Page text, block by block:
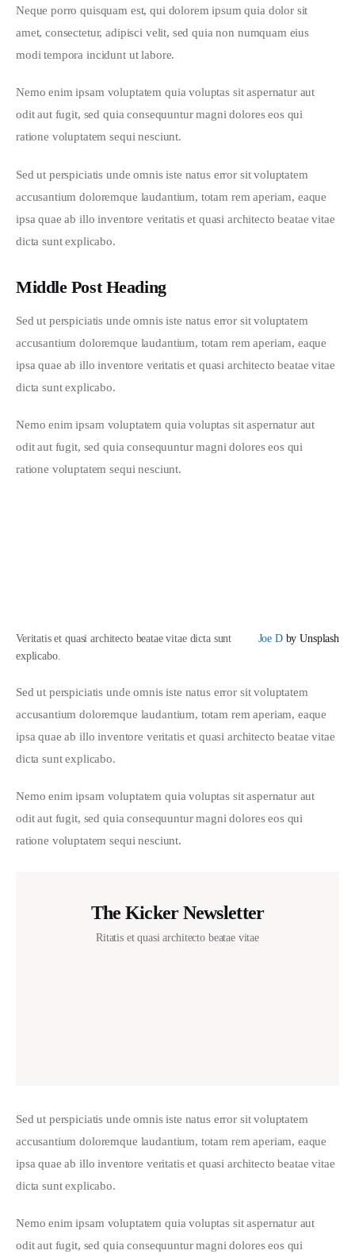
Neque porro quisquam est, qui dolorem ipsum quia dolor sit
amet, consectetur, adipisci velit, sed quia non numquam eius
modi tempora incidunt ut labore.
Nemo enim ipsam voluptatem quia voluptas sit aspernatur aut
odit aut fugit, sed quia consequuntur magni dolores eos qui
ratione voluptatem sequi nesciunt.
Sed ut perspiciatis unde omnis iste natus error sit voluptatem
accusantium doloremque laudantium, totam rem aperiam, eaque
ipsa quae ab illo inventore veritatis et quasi architecto beatae vitae
dicta sunt explicabo.
Middle Post Heading
Sed ut perspiciatis unde omnis iste natus error sit voluptatem
accusantium doloremque laudantium, totam rem aperiam, eaque
ipsa quae ab illo inventore veritatis et quasi architecto beatae vitae
dicta sunt explicabo.
Nemo enim ipsam voluptatem quia voluptas sit aspernatur aut
odit aut fugit, sed quia consequuntur magni dolores eos qui
ratione voluptatem sequi nesciunt.
Joe Dby Unsplash
Veritatis et quasi architecto beatae vitae dicta sunt
explicabo.
Sed ut perspiciatis unde omnis iste natus error sit voluptatem
accusantium doloremque laudantium, totam rem aperiam, eaque
ipsa quae ab illo inventore veritatis et quasi architecto beatae vitae
dicta sunt explicabo.
Nemo enim ipsam voluptatem quia voluptas sit aspernatur aut
odit aut fugit, sed quia consequuntur magni dolores eos qui
ratione voluptatem sequi nesciunt.
The Kicker Newsletter
Ritatis et quasi architecto beatae vitae
Sed ut perspiciatis unde omnis iste natus error sit voluptatem
accusantium doloremque laudantium, totam rem aperiam, eaque
ipsa quae ab illo inventore veritatis et quasi architecto beatae vitae
dicta sunt explicabo.
Nemo enim ipsam voluptatem quia voluptas sit aspernatur aut
odit aut fugit, sed quia consequuntur magni dolores eos qui